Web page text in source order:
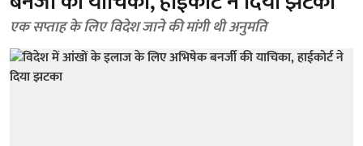
एक सप्ताह के लिए विदेश जाने की मांगी थी अनुमति